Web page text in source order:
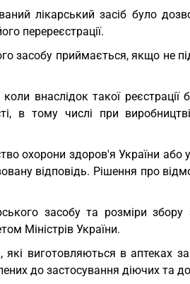
лікарський засіб було
перереєстрації.
засобу приймається, якщо не
внаслідок такої реєстрації
в тому числі при
охорони здоров'я України
відповідь. Рішення про
засобу та розміри
Міністрів України.
які виготовляються в аптеках
до застосування діючих та